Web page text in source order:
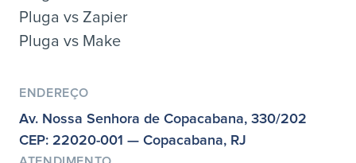
Pluga vs Zapier
Pluga vs Make
ENDEREÇO
Av. Nossa Senhora de Copacabana, 330/202
CEP: 22020-001 — Copacabana, RJ